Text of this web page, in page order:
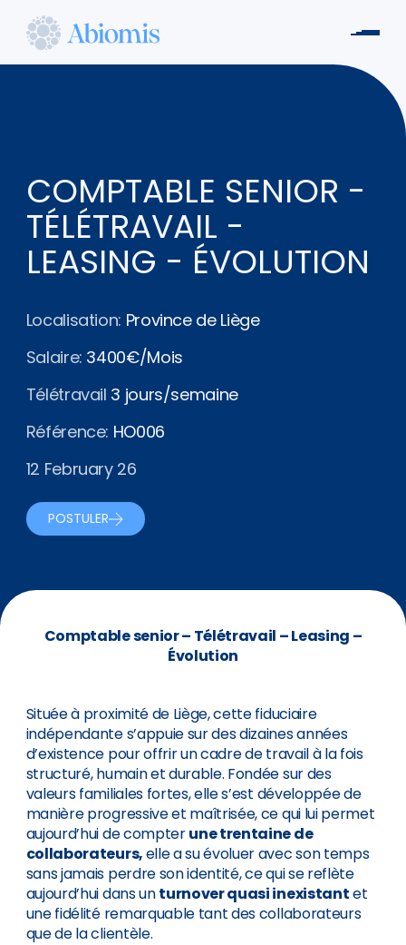
contenu
Abiomis
COMPTABLE SENIOR -
TÉLÉTRAVAIL -
LEASING - ÉVOLUTION
Localisation: Province de Liège
Salaire: 3400€/Mois
Télétravail 3 jours/semaine
Référence: HO006
12 February 26
POSTULER
Comptable senior – Télétravail – Leasing –
Évolution
Située à proximité de Liège, cette fiduciaire
indépendante s’appuie sur des dizaines années
d’existence pour offrir un cadre de travail à la fois
structuré, humain et durable. Fondée sur des
valeurs familiales fortes, elle s’est développée de
manière progressive et maîtrisée, ce qui lui permet
aujourd’hui de compterune trentaine de
collaborateurs,elle a su évoluer avec son temps
sans jamais perdre son identité, ce qui se reflète
aujourd’hui dans unturnover quasi inexistantet
une fidélité remarquable tant des collaborateurs
que de la clientèle.